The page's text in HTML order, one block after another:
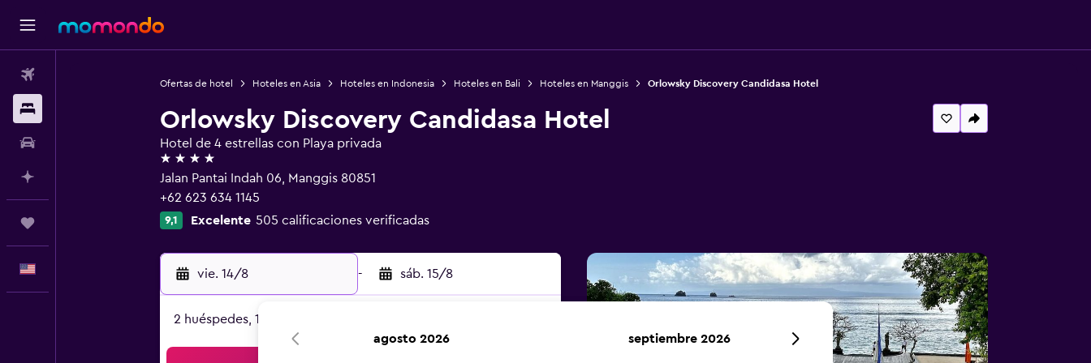
Ofertas de hotel Hoteles en Asia Hoteles en Indonesia Hoteles en Bali Hoteles en Manggis Orlowsky Discovery Candidasa Hotel
Orlowsky Discovery Candidasa Hotel
Hotel de 4 estrellas con Playa privada
4 estrellas
Jalan Pantai Indah 06, Manggis 80851
+62 623 634 1145
9,1 Excelente 505 calificaciones verificadas
vie. 14/8 - sáb. 15/8
2 huéspedes, 1 habitación
agosto 2026 septiembre 2026